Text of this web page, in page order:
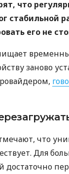
что
стабильной
его не
заново
что
Для